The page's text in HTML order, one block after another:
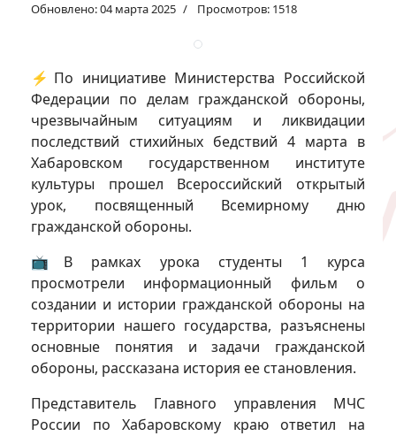
Обновлено: 04 марта 2025 Просмотров: 1518
⚡По инициативе Министерства Российской
Федерации по делам гражданской обороны,
чрезвычайным ситуациям и ликвидации
последствий стихийных бедствий 4 марта в
Хабаровском государственном институте
культуры прошел Всероссийский открытый
урок, посвященный Всемирному дню
гражданской обороны.
📺В рамках урока студенты 1 курса
просмотрели информационный фильм о
создании и истории гражданской обороны на
территории нашего государства, разъяснены
основные понятия и задачи гражданской
обороны, рассказана история ее становления.
Представитель Главного управления МЧС
России по Хабаровскому краю ответил на